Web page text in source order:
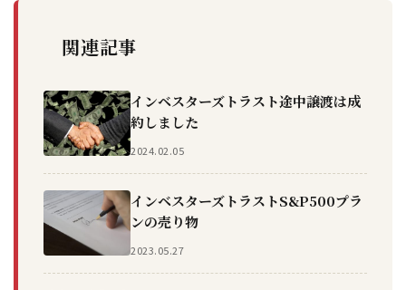
関連記事
インベスターズトラスト途中譲渡は成
約しました
2024.02.05
インベスターズトラストS&P500プラ
ンの売り物
2023.05.27